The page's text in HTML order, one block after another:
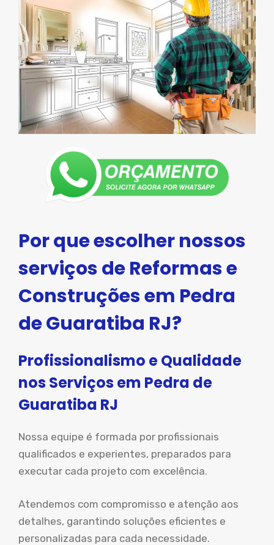
Por que escolher nossos
serviços de Reformas e
Construções em Pedra
de Guaratiba RJ?
Profissionalismo e Qualidade
nos Serviços em Pedra de
Guaratiba RJ
Nossa equipe é formada por profissionais
qualificados e experientes, preparados para
executar cada projeto com excelência.
Atendemos com compromisso e atenção aos
detalhes, garantindo soluções eficientes e
personalizadas para cada necessidade.